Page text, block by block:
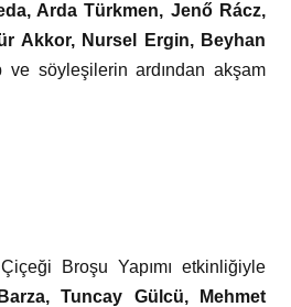
Arda Türkmen, Jenő Rácz,
Akkor, Nursel Ergin, Beyhan
ve söyleşilerin ardından akşam
Broşu Yapımı etkinliğiyle
Tuncay Gülcü, Mehmet